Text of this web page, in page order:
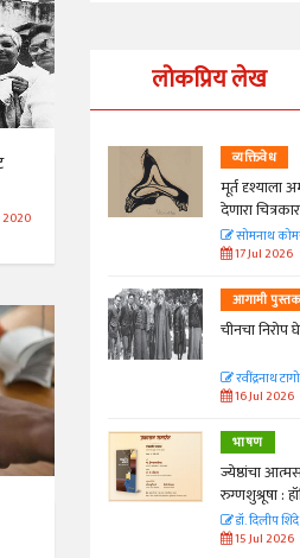
लोकप्रिय लेख
अंश
जपणारी
व्यक्तिवेध
मूर्त दृश्याला
देणारा चित्रकार
सोमनाथ
17 Jul 2026
आगामी
चीनचा निरोप
रवींद्रनाथ
16 Jul 2026
भाषण
ज्येष्ठांचा
रुग्णशुश्रूषा :
डॉ. दिलीप
15 Jul 2026